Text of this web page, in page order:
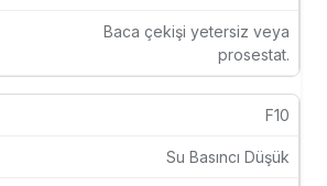
Baca çekişi yetersiz veya
prosestat.
F10
Su Basıncı Düşük